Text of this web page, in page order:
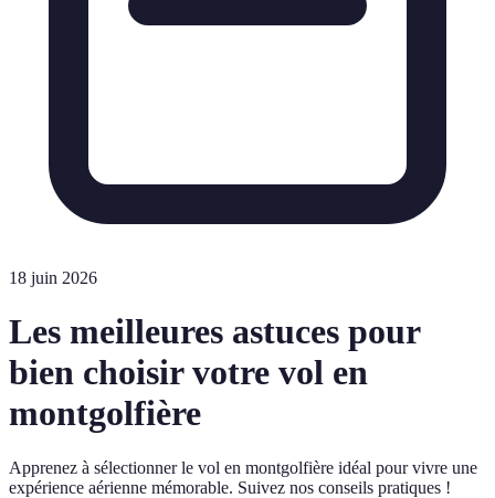
18 juin 2026
Les meilleures astuces pour
bien choisir votre vol en
montgolfière
Apprenez à sélectionner le vol en montgolfière idéal pour vivre une
expérience aérienne mémorable. Suivez nos conseils pratiques !